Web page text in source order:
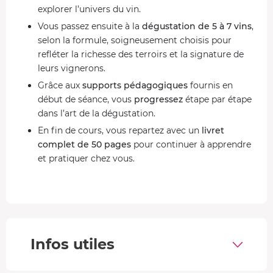
explorer l’univers du vin.
Vous passez ensuite à la dégustation de 5 à 7 vins,
selon la formule, soigneusement choisis pour
refléter la richesse des terroirs et la signature de
leurs vignerons.
Grâce aux supports pédagogiques fournis en
début de séance, vous progressez étape par étape
dans l’art de la dégustation.
En fin de cours, vous repartez avec un livret
complet de 50 pages pour continuer à apprendre
et pratiquer chez vous.
avec justesse, affinez vos préférences et apprenez à
Infos utiles